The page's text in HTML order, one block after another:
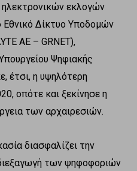
εκλογών
Εθνικό Δίκτυο Υποδομών
ΑΕ – GRNET),
Ψηφιακής
έτσι, η υψηλότερη
οπότε και ξεκίνησε η
των αρχαιρεσιών.
διασφαλίζει την
των ψηφοφοριών